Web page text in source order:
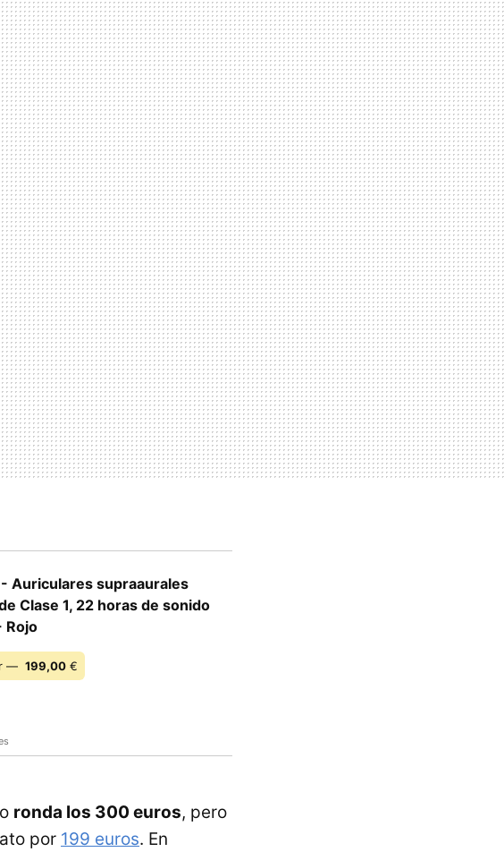
Auriculares supraaurales
Clase 1, 22 horas de sonido
Rojo
— 199,00 €
ronda los 300 euros, pero
por 199 euros. En